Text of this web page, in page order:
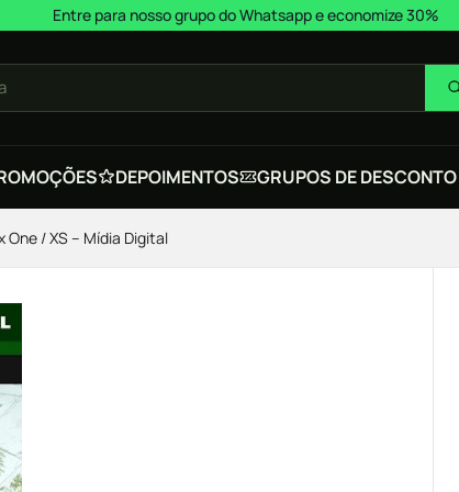
Entre para nosso grupo do Whatsapp e economize 30%
DEPOIMENTOS GRUPOS DE DESCONTO
One / XS – Mídia Digital